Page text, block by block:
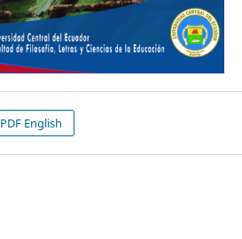
PDF English